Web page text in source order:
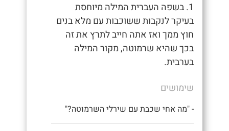
1. בשפה העברית המילה מיוחסת
בעיקר לנקבות ששוכבות עם מלא בנים
חוץ ממך ואז אתה חייב לתרץ את זה
בכך שהיא שרמוטה, מקור המילה
בערבית.
שימושים
- "מה אחי שכבת עם שירלי השרמוטה?"